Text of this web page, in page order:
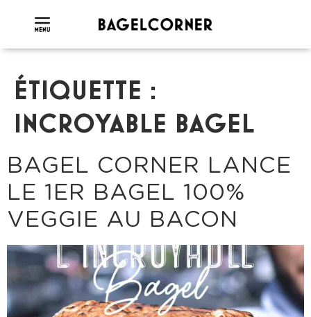
ÉTIQUETTE :
INCROYABLE BAGEL
BAGEL CORNER LANCE
LE 1ER BAGEL 100%
VEGGIE AU BACON